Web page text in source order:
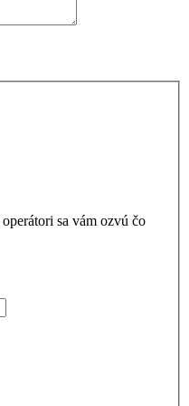
sa vám ozvú čo